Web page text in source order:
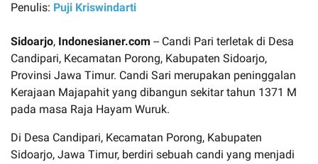
Penulis: Puji Kriswindarti
Sidoarjo, Indonesianer.com -- Candi Pari terletak di Desa
Candipari, Kecamatan Porong, Kabupaten Sidoarjo,
Provinsi Jawa Timur. Candi Sari merupakan peninggalan
Kerajaan Majapahit yang dibangun sekitar tahun 1371 M
pada masa Raja Hayam Wuruk.
Di Desa Candipari, Kecamatan Porong, Kabupaten
Sidoarjo, Jawa Timur, berdiri sebuah candi yang menjadi